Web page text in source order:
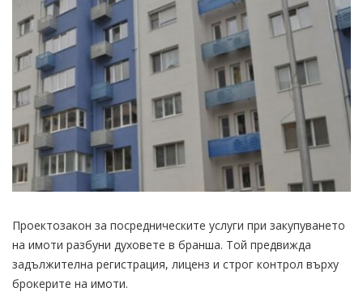
Проектозакон за посредническите услуги при закупуването
на имоти разбуни духовете в бранша. Той предвижда
задължителна регистрация, лиценз и строг контрол върху
брокерите на имоти.